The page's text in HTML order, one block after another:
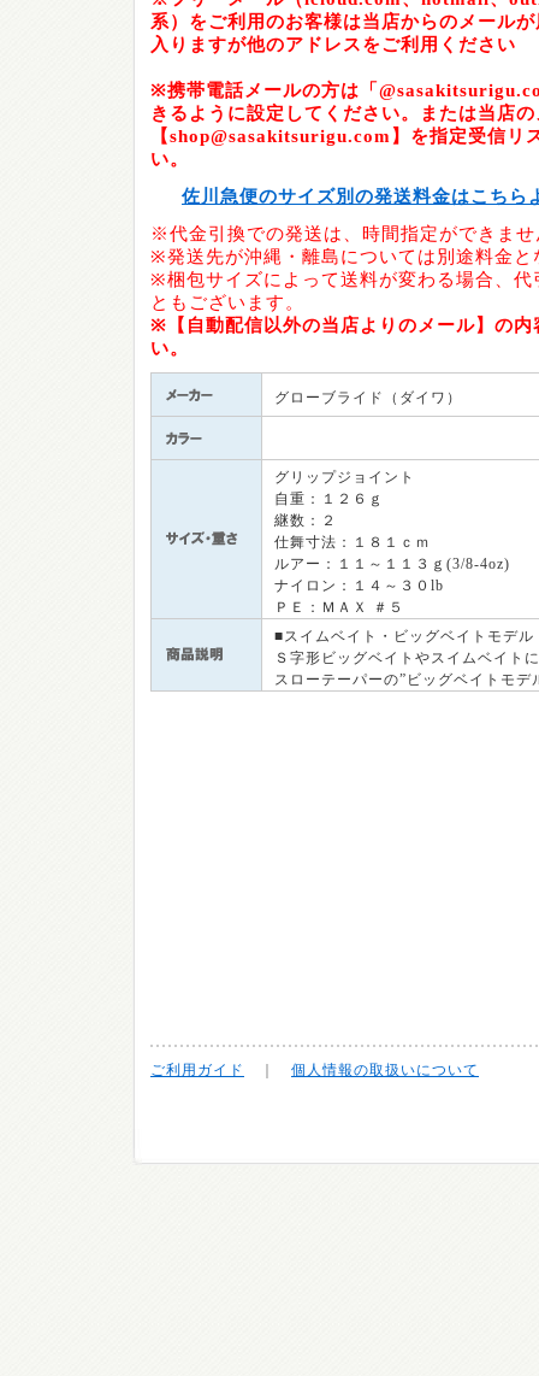
系）をご利用のお客様は当店からのメール
入りますが他のアドレスをご利用ください
※携帯電話メールの方は「
きるように設定してください。または当店
【shop@sasakitsurigu.com】を指定受信リ
い。
佐川急便のサイズ別の発送料金はこちら
※代金引換での発送は、時間指定ができませ
※発送先が沖縄・離島については別途料金と
※梱包サイズによって送料が変わる場合、代
ともございます。
※【自動配信以外の当店よりのメール】の内
い。
グローブライド（ダイワ）
グリップジョイント
自重：１２６ｇ
継数：２
仕舞寸法：１８１ｃｍ
ルアー：１１～１１３ｇ(3/8-4oz)
ナイロン：１４～３０lb
ＰＥ：ＭＡＸ ＃５
■スイムベイト・ビッグベイトモ
Ｓ字形ビッグベイトやスイムベイト
スローテーパーの”ビッグベイトモデ
ご利用ガイド 個人情報の取扱いについて